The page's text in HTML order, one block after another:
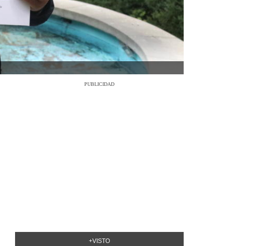
PUBLICIDAD
+VISTO